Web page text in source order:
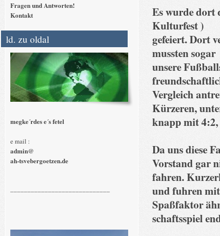
Es wurde dort
Kulturfest )
gefeiert. Dort
mussten sogar
unsere
Vergleich
Kürzeren,
knapp mit 4:2,
Da uns diese
Vorstand gar
fahren.
und fuhren
Spaßfaktor
schaftsspiel
Fragen und Antworten!
Kontakt
ld. zu oldal
megke´rdes e´s fetel
e mail :
admin@
ah-tsvebergoetzen.de